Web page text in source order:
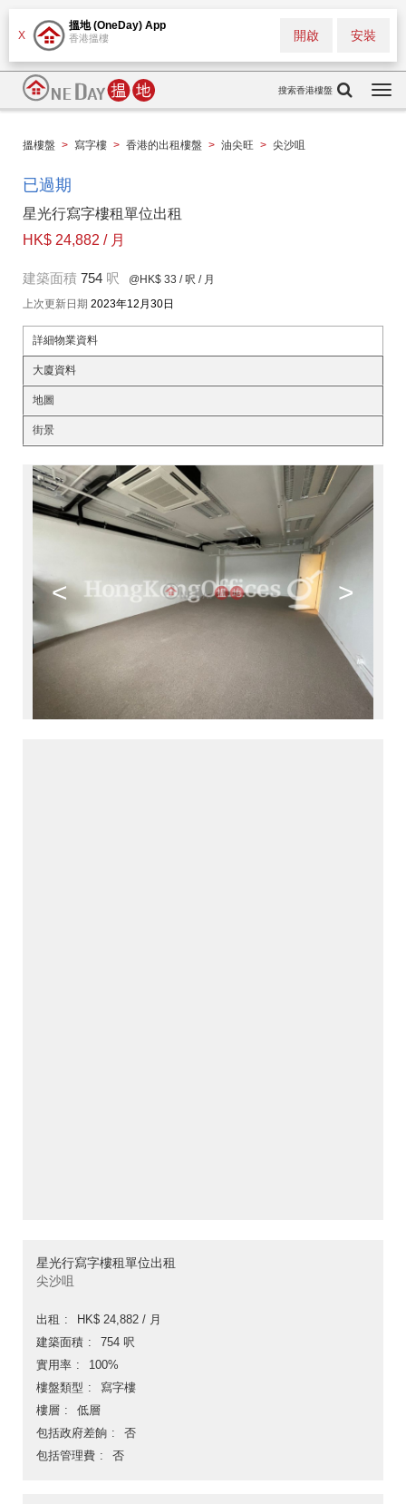
X
搵地 (OneDay) App
香港搵樓 安裝
開啟
搜索香港樓盤
搵樓盤 > 寫字樓 > 香港的出租樓盤 > 油尖旺 > 尖沙咀
已過期
星光行寫字樓租單位出租
HK$ 24,882 / 月
建築面積 754 呎 @HK$ 33 / 呎 / 月
上次更新日期 2023年12月30日
詳細物業資料
大廈資料
地圖
街景
< >
星光行寫字樓租單位出租
尖沙咀
出租
HK$ 24,882 / 月
建築面積
754 呎
實用率
100%
樓盤類型
寫字樓
樓層
低層
包括政府差餉
否
包括管理費
否